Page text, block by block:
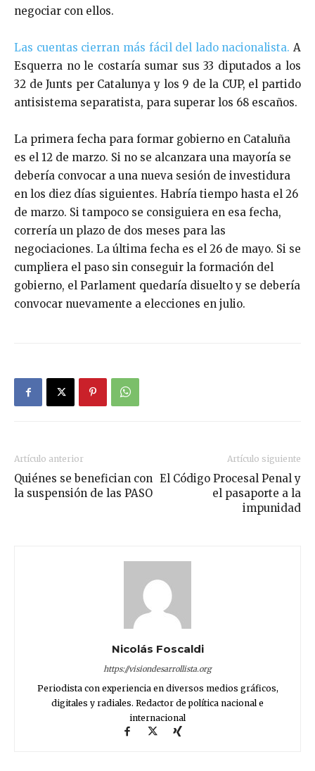
negociar con ellos.
Las cuentas cierran más fácil del lado nacionalista. A
Esquerra no le costaría sumar sus 33 diputados a los
32 de Junts per Catalunya y los 9 de la CUP, el partido
antisistema separatista, para superar los 68 escaños.
La primera fecha para formar gobierno en Cataluña
es el 12 de marzo. Si no se alcanzara una mayoría se
debería convocar a una nueva sesión de investidura
en los diez días siguientes. Habría tiempo hasta el 26
de marzo. Si tampoco se consiguiera en esa fecha,
correría un plazo de dos meses para las
negociaciones. La última fecha es el 26 de mayo. Si se
cumpliera el paso sin conseguir la formación del
gobierno, el Parlament quedaría disuelto y se debería
convocar nuevamente a elecciones en julio.
Artículo anterior
Quiénes se benefician con
la suspensión de las PASO
Artículo siguiente
El Código Procesal Penal y
el pasaporte a la
impunidad
Nicolás Foscaldi
https://visiondesarrollista.org
Periodista con experiencia en diversos medios gráficos,
digitales y radiales. Redactor de política nacional e
internacional